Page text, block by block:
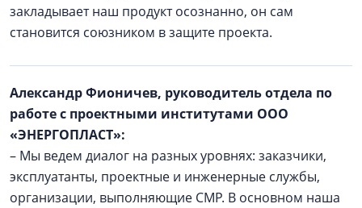
закладывает наш продукт осознанно, он сам
становится союзником в защите проекта.
Александр Фионичев, руководитель отдела по
работе с проектными институтами ООО
«ЭНЕРГОПЛАСТ»:
– Мы ведем диалог на разных уровнях: заказчики,
эксплуатанты, проектные и инженерные службы,
организации, выполняющие СМР. В основном наша